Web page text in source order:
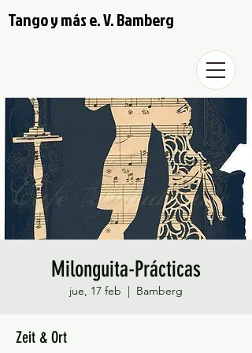
Tango y más e. V. Bamberg
Milonguita-Prácticas
jue, 17 feb
  |
Bamberg
Zeit & Ort